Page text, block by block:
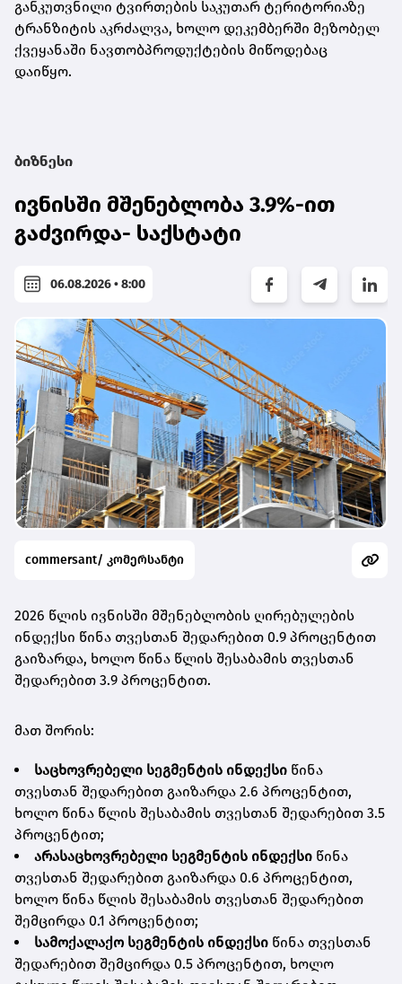
განკუთვნილი ტვირთების საკუთარ ტერიტორიაზე
ტრანზიტის აკრძალვა, ხოლო დეკემბერში მეზობელ
ქვეყანაში ნავთობპროდუქტების მიწოდებაც
დაიწყო.
ბიზნესი
ივნისში მშენებლობა 3.9%-ით
გაძვირდა- საქსტატი
06.08.2026 • 8:00
commersant/ კომერსანტი
2026 წლის ივნისში მშენებლობის ღირებულების
ინდექსი წინა თვესთან შედარებით 0.9 პროცენტით
გაიზარდა, ხოლო წინა წლის შესაბამის თვესთან
შედარებით 3.9 პროცენტით.
მათ შორის:
საცხოვრებელი სეგმენტის ინდექსი წინა
თვესთან შედარებით გაიზარდა 2.6 პროცენტით,
ხოლო წინა წლის შესაბამის თვესთან შედარებით 3.5
პროცენტით;
არასაცხოვრებელი სეგმენტის ინდექსი წინა
თვესთან შედარებით გაიზარდა 0.6 პროცენტით,
ხოლო წინა წლის შესაბამის თვესთან შედარებით
შემცირდა 0.1 პროცენტით;
სამოქალაქო სეგმენტის ინდექსი წინა თვესთან
შედარებით შემცირდა 0.5 პროცენტით, ხოლო